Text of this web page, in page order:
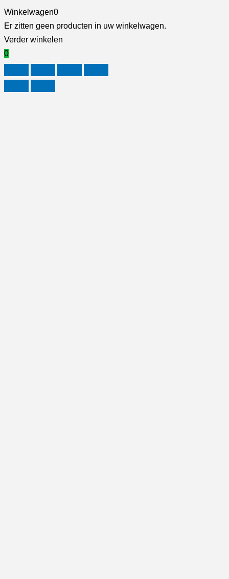
Winkelwagen0
Er zitten geen producten in uw winkelwagen.
Verder winkelen
0